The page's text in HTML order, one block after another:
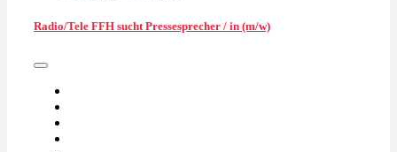
Radio/Tele FFH sucht Pressesprecher / in (m/w)